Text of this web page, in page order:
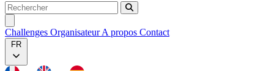
Rechercher
Rechercher
Challenges OrganisateurA propos Contact
FR